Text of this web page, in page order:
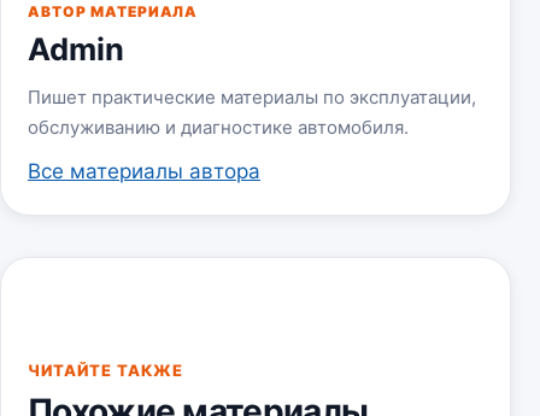
АВТОР МАТЕРИАЛА
Admin
Пишет практические материалы по эксплуатации,
обслуживанию и диагностике автомобиля.
Все материалы автора
ЧИТАЙТЕ ТАКЖЕ